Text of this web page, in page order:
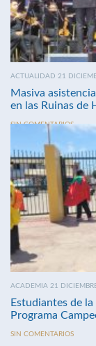
ACTUALIDAD 21
Masiva
en las Ruinas de
SIN COMENTARIOS
ACADEMIA 21
Estudiantes de
Programa
SIN COMENTARIOS